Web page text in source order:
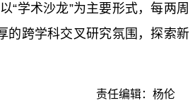
“学术沙龙”为主要形式，每两周
的跨学科交叉研究氛围，探索新
责任编辑：杨伦